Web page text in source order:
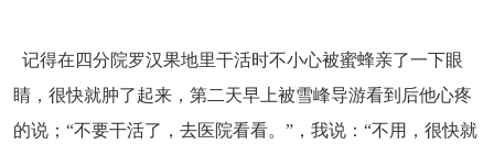
记得在四分院罗汉果地里干活时不小心被蜜蜂亲了一下眼
睛，很快就肿了起来，第二天早上被雪峰导游看到后他心疼
的说；“不要干活了，去医院看看。”，我说：“不用，很快就